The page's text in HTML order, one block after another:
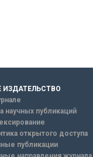
ИЗДАТЕЛЬСТВО
научных публикаций
открытого доступа
публикации